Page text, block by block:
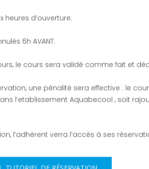
d’ouverture.
6h AVANT.
le cours sera validé comme fait et
une pénalité sera effective : le
l’etablissement Aquabecool , soit
l’adhérent verra l’accès à ses